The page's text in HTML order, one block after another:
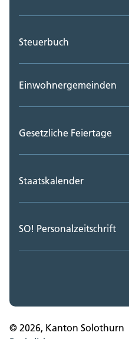
Steuerbuch
Einwohnergemeinden
Gesetzliche Feiertage
Staatskalender
SO! Personalzeitschrift
© 2026, Kanton Solothurn